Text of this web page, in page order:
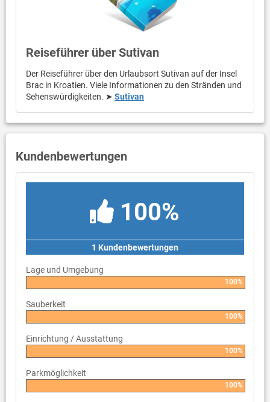
Reiseführer über Sutivan
Der Reiseführer über den Urlaubsort Sutivan auf der Insel
Brac in Kroatien. Viele Informationen zu den Stränden und
Sehenswürdigkeiten. ➤ Sutivan
Kundenbewertungen
100%
1 Kundenbewertungen
Lage und Umgebung
100%
Sauberkeit
100%
Einrichtung / Ausstattung
100%
Parkmöglichkeit
100%